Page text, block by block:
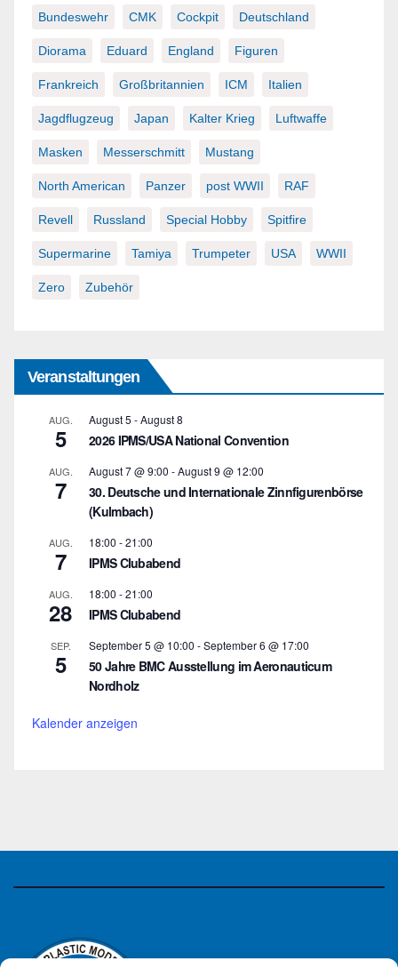
Bundeswehr CMK Cockpit Deutschland
Diorama Eduard England Figuren
Frankreich Großbritannien ICM Italien
Jagdflugzeug Japan Kalter Krieg Luftwaffe
Masken Messerschmitt Mustang
North American Panzer post WWII RAF
Revell Russland Special Hobby Spitfire
Supermarine Tamiya Trumpeter USA WWII
Zero Zubehör
Veranstaltungen
AUG.
5
August 5 -August 8
2026 IPMS/USA National Convention
AUG.
7
August 7 @ 9:00 -August 9 @ 12:00
30. Deutsche und Internationale Zinnfigurenbörse
(Kulmbach)
AUG.
7
18:00 -21:00
IPMS Clubabend
AUG.
28
18:00 -21:00
IPMS Clubabend
SEP.
5
September 5 @ 10:00 -September 6 @ 17:00
50 Jahre BMC Ausstellung im Aeronauticum
Nordholz
Kalender anzeigen